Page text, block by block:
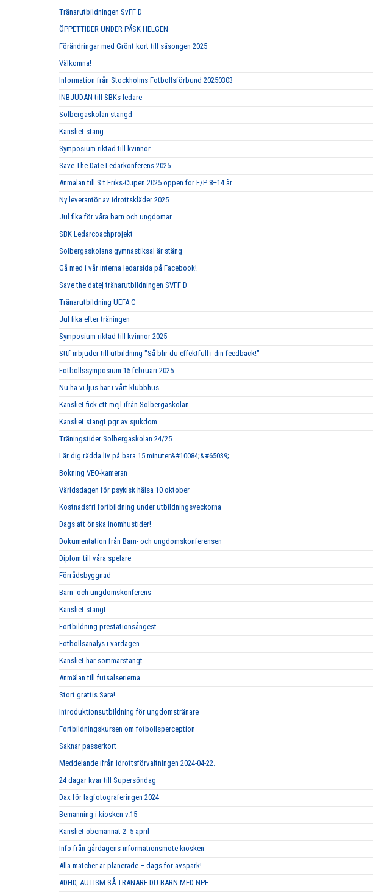
Tränarutbildningen SvFF D
ÖPPETTIDER UNDER PÅSK HELGEN
Förändringar med Grönt kort till säsongen 2025
Välkomna!
Information från Stockholms Fotbollsförbund 20250303
INBJUDAN till SBKs ledare
Solbergaskolan stängd
Kansliet stäng
Symposium riktad till kvinnor
Save The Date Ledarkonferens 2025
Anmälan till S:t Eriks-Cupen 2025 öppen för F/P 8–14 år
Ny leverantör av idrottskläder 2025
Jul fika för våra barn och ungdomar
SBK Ledarcoachprojekt
Solbergaskolans gymnastiksal är stäng
Gå med i vår interna ledarsida på Facebook!
Save the date| tränarutbildningen SVFF D
Tränarutbildning UEFA C
Jul fika efter träningen
Symposium riktad till kvinnor 2025
Sttf inbjuder till utbildning "Så blir du effektfull i din feedback!"
Fotbollssymposium 15 februari-2025
Nu ha vi ljus här i vårt klubbhus
Kansliet fick ett mejl ifrån Solbergaskolan
Kansliet stängt pgr av sjukdom
Träningstider Solbergaskolan 24/25
Lär dig rädda liv på bara 15 minuter&#10084;&#65039;
Bokning VEO-kameran
Världsdagen för psykisk hälsa 10 oktober
Kostnadsfri fortbildning under utbildningsveckorna
Dags att önska inomhustider!
Dokumentation från Barn- och ungdomskonferensen
Diplom till våra spelare
Förrådsbyggnad
Barn- och ungdomskonferens
Kansliet stängt
Fortbildning prestationsångest
Fotbollsanalys i vardagen
Kansliet har sommarstängt
Anmälan till futsalserierna
Stort grattis Sara!
Introduktionsutbildning för ungdomstränare
Fortbildningskursen om fotbollsperception
Saknar passerkort
Meddelande ifrån idrottsförvaltningen 2024-04-22.
24 dagar kvar till Supersöndag
Dax för lagfotograferingen 2024
Bemanning i kiosken v.15
Kansliet obemannat 2- 5 april
Info från gårdagens informationsmöte kiosken
Alla matcher är planerade – dags för avspark!
ADHD, AUTISM SÅ TRÄNARE DU BARN MED NPF